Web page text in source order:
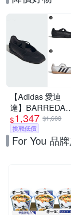
【Adidas 愛迪
達】BARREDA
MARY JANE 休閒
鞋 運動鞋 女 A-
HP3519 B-
$1,347 $1,603
挑戰低價
For You 品